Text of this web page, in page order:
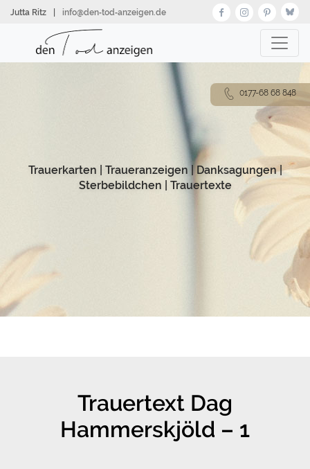
zumJutta Ritz info@den‑tod‑anzeigen.de
Trauerkarten Traueranzeigen |Danksagungen|
Sterbebildchen
Trauertexte
Trauertext Dag
Hammerskjöld – 1
0177-68 68 848